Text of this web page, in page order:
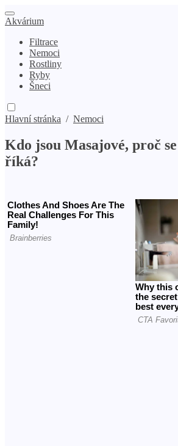
Akvárium
Filtrace
Nemoci
Rostliny
Ryby
Šneci
Hlavní stránka / Nemoci
Kdo jsou Masajové, proč
říká?